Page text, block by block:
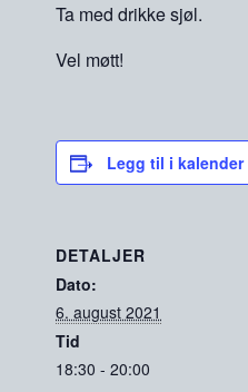
Ta med drikke sjøl.
Vel møtt!
Legg til i kalender
DETALJER
Dato:
6. august 2021
Tid
18:30 - 20:00